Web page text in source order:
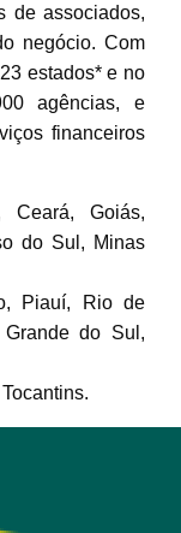
de associados,
negócio. Com
estados* e no
agências, e
financeiros
Ceará, Goiás,
do Sul, Minas
Piauí, Rio de
do Sul,